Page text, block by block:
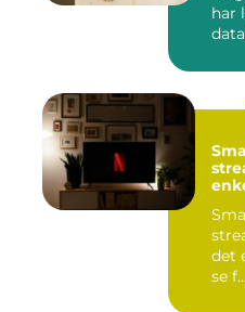
har
det
se